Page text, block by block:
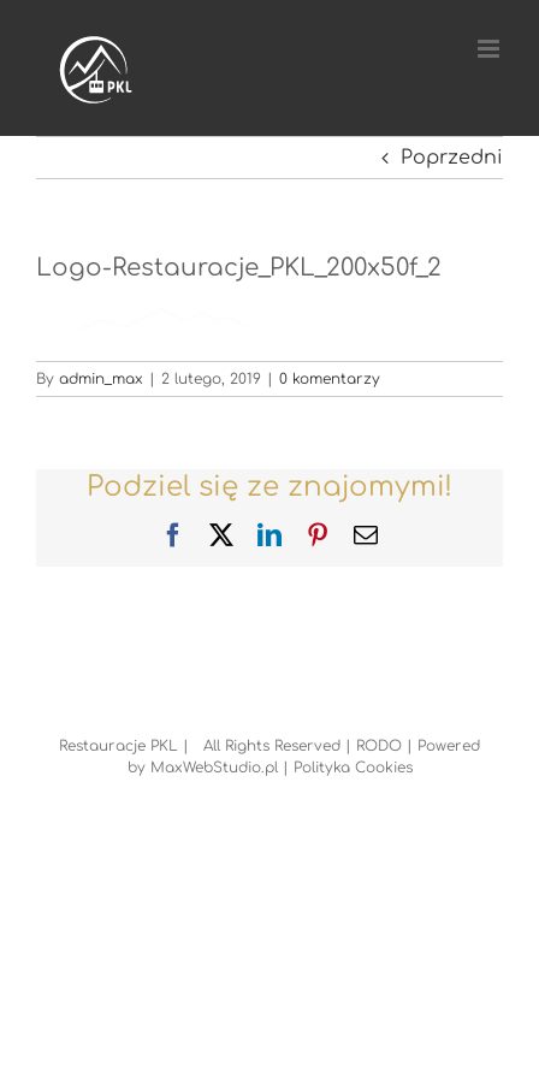
zawartości
Poprzedni
Logo-Restauracje_PKL_200x50f_2
By admin_max | 2 lutego, 2019 | 0 komentarzy
Podziel się ze znajomymi!
FacebookLinkedInPinterest
Email
Restauracje PKL | All Rights Reserved | RODO | Powered
by MaxWebStudio.pl| Polityka Cookies